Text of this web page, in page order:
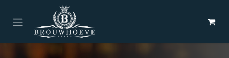
Overslaan naar inhoud